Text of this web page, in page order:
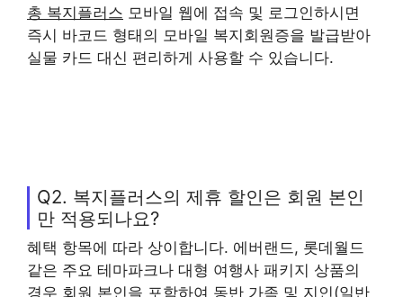
총 복지플러스 모바일 웹에 접속 및 로그인하시면
즉시 바코드 형태의 모바일 복지회원증을 발급받아
실물 카드 대신 편리하게 사용할 수 있습니다.
Q2. 복지플러스의 제휴 할인은 회원 본인
만 적용되나요?
혜택 항목에 따라 상이합니다. 에버랜드, 롯데월드
같은 주요 테마파크나 대형 여행사 패키지 상품의
경우 회원 본인을 포함하여 동반 가족 및 지인(일반